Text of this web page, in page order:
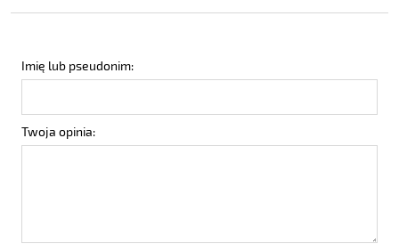
Imię lub pseudonim:
Twoja opinia: